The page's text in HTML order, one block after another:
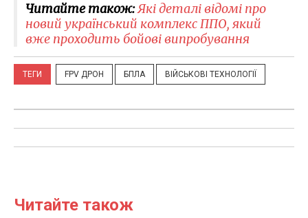
Читайте також:Які деталі відомі про
новий український комплекс ППО, який
вже проходить бойові випробування
ТЕГИ FPV ДРОН БПЛА ВІЙСЬКОВІ ТЕХНОЛОГІЇ
Читайте також